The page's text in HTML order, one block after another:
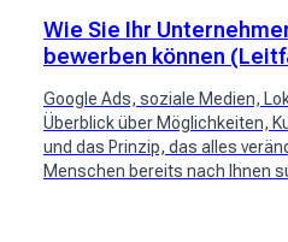
Wie Sie Ihr
bewerben können
Google Ads, soziale Medien,
Überblick über Möglichkeiten,
und das Prinzip, das alles
Menschen bereits nach Ihnen